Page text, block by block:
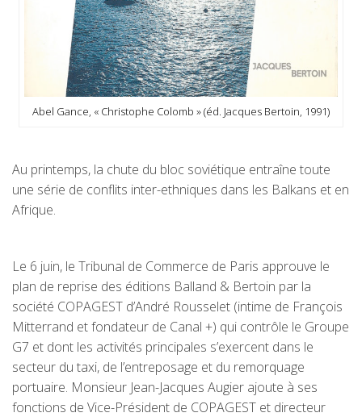
Abel Gance, « Christophe Colomb » (éd. Jacques Bertoin, 1991)
Au printemps, la chute du bloc soviétique entraîne toute
une série de conflits inter-ethniques dans les Balkans et en
Afrique.
Le 6 juin, le Tribunal de Commerce de Paris approuve le
plan de reprise des éditions Balland & Bertoin par la
société COPAGEST d’André Rousselet (intime de François
Mitterrand et fondateur de Canal +) qui contrôle le Groupe
G7 et dont les activités principales s’exercent dans le
secteur du taxi, de l’entreposage et du remorquage
portuaire. Monsieur Jean-Jacques Augier ajoute à ses
fonctions de Vice-Président de COPAGEST et directeur